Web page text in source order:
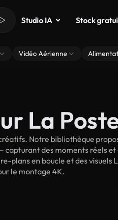
Studio IA Stock
Vidéo Aérienne
La
Notre bibliothèque
capturant des moments réels et
plans en boucle et des visuels
le montage 4K.